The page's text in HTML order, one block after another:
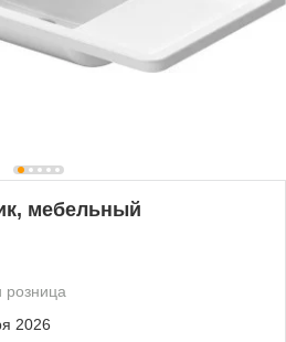
мебельный
розница
2026